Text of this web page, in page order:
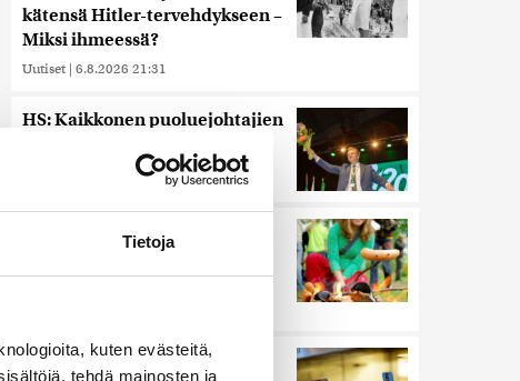
Tietoja
kuten evästeitä,
tehdä mainosten ja
kätensä Hitler-tervehdykseen –
Miksi ihmeessä?
Uutiset | 6.8.2026 21:31
HS: Kaikkonen puoluejohtajien
8.8.2026 13:09
Ihmiset kahmivat nyt näitä
tuotteita Lidleistä –
”Hittitrendi”
Nämä ihmiset sairastuvat